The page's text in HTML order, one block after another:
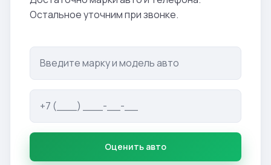
Остальное уточним при звонке.
Оценить авто